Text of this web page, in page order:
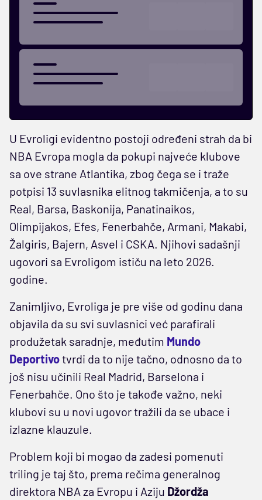
U Evroligi evidentno postoji određeni strah da bi
NBA Evropa mogla da pokupi najveće klubove
sa ove strane Atlantika, zbog čega se i traže
potpisi 13 suvlasnika elitnog takmičenja, a to su
Real, Barsa, Baskonija, Panatinaikos,
Olimpijakos, Efes, Fenerbahče, Armani, Makabi,
Žalgiris, Bajern, Asvel i CSKA. Njihovi sadašnji
ugovori sa Evroligom ističu na leto 2026.
godine.
Zanimljivo, Evroliga je pre više od godinu dana
objavila da su svi suvlasnici već parafirali
produžetak saradnje, međutim Mundo
Deportivotvrdi da to nije tačno, odnosno da to
još nisu učinili Real Madrid, Barselona i
Fenerbahče. Ono što je takođe važno, neki
klubovi su u novi ugovor tražili da se ubace i
izlazne klauzule.
Problem koji bi mogao da zadesi pomenuti
triling je taj što, prema rečima generalnog
direktora NBA za Evropu i Aziju Džordža